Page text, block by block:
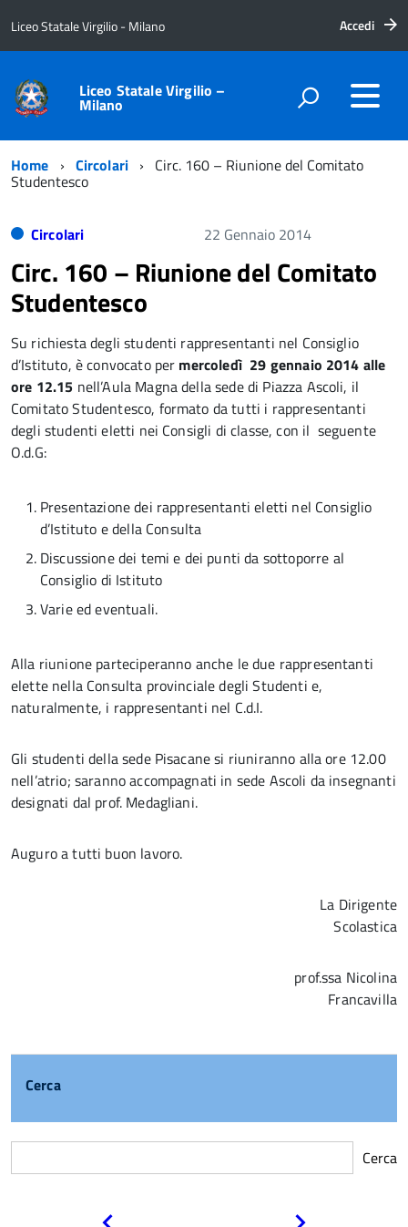
Liceo Statale Virgilio - Milano Accedi
Liceo Statale Virgilio –
Milano
Home Circolari Circ. 160 – Riunione del Comitato
Studentesco
Circolari 22 Gennaio 2014
Circ. 160 – Riunione del Comitato
Studentesco
Su richiesta degli studenti rappresentanti nel Consiglio
d’Istituto, è convocato per mercoledì 29 gennaio 2014 alle
ore 12.15 nell’Aula Magna della sede di Piazza Ascoli, il
Comitato Studentesco, formato da tutti i rappresentanti
degli studenti eletti nei Consigli di classe, con il seguente
O.d.G:
Presentazione dei rappresentanti eletti nel Consiglio
d’Istituto e della Consulta
Discussione dei temi e dei punti da sottoporre al
Consiglio di Istituto
Varie ed eventuali.
Alla riunione parteciperanno anche le due rappresentanti
elette nella Consulta provinciale degli Studenti e,
naturalmente, i rappresentanti nel C.d.I.
Gli studenti della sede Pisacane si riuniranno alla ore 12.00
nell’atrio; saranno accompagnati in sede Ascoli da insegnanti
designati dal prof. Medagliani.
Auguro a tutti buon lavoro.
La Dirigente
Scolastica
prof.ssa Nicolina
Francavilla
Cerca
Cerca